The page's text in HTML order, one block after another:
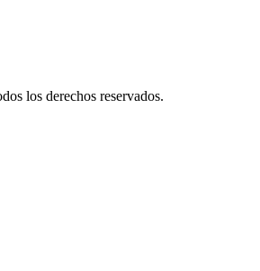
los derechos reservados.